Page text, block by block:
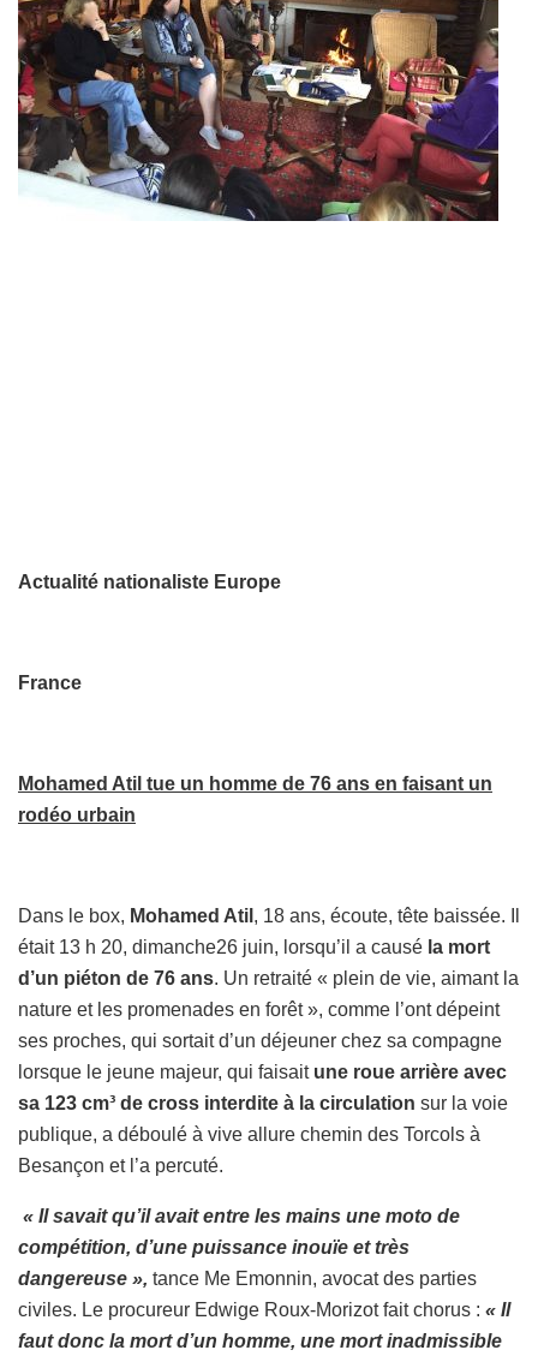
Actualité nationaliste Europe
France
Mohamed Atil tue un homme de 76 ans en faisant un
rodéo urbain
Dans le box, Mohamed Atil , 18 ans, écoute, tête baissée. Il
était 13 h 20, dimanche26 juin, lorsqu’il a causé la mort
d’un piéton de 76 ans. Un retraité « plein de vie, aimant la
nature et les promenades en forêt », comme l’ont dépeint
ses proches, qui sortait d’un déjeuner chez sa compagne
lorsque le jeune majeur, qui faisait une roue arrière avec
sa 123 cm³ de cross interdite à la circulation sur la voie
publique, a déboulé à vive allure chemin des Torcols à
Besançon et l’a percuté.
« Il savait qu’il avait entre les mains une moto de
compétition, d’une puissance inouïe et très
dangereuse », tance Me Emonnin, avocat des parties
civiles. Le procureur Edwige Roux-Morizot fait chorus : « Il
faut donc la mort d’un homme, une mort inadmissible